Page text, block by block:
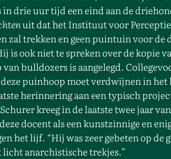
drie uur tijd een eind aan de
uit dat het Instituut voor
zal trekken en geen puintuin voor de
is ook niet te spreken over de kopie
bulldozers is aangelegd.
puinhoop moet verdwijnen in het
herinnering aan een typisch
kreeg in de laatste twee jaar
docent als een kunstzinnige en
het lijf. “Hij was zeer gebeten op de
anarchistische trekjes.”